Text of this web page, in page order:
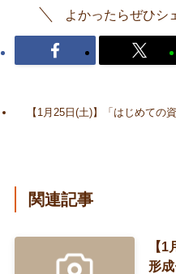
よかったらぜひシ
【1月25日(土)】「はじめての
関連記事
【
形